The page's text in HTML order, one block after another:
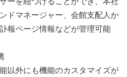
ドマネージャー、会館支配人か
報ページ情報などが管理可能
以外にも機能のカスタマイズが